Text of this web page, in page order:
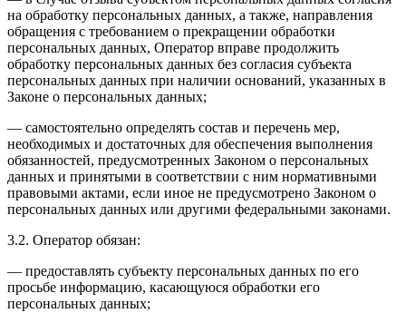
на обработку персональных данных, а также, направления
обращения с требованием о прекращении обработки
персональных данных, Оператор вправе продолжить
обработку персональных данных без согласия субъекта
персональных данных при наличии оснований, указанных в
Законе о персональных данных;
— самостоятельно определять состав и перечень мер,
необходимых и достаточных для обеспечения выполнения
обязанностей, предусмотренных Законом о персональных
данных и принятыми в соответствии с ним нормативными
правовыми актами, если иное не предусмотрено Законом о
персональных данных или другими федеральными законами.
3.2. Оператор обязан:
— предоставлять субъекту персональных данных по его
просьбе информацию, касающуюся обработки его
персональных данных;